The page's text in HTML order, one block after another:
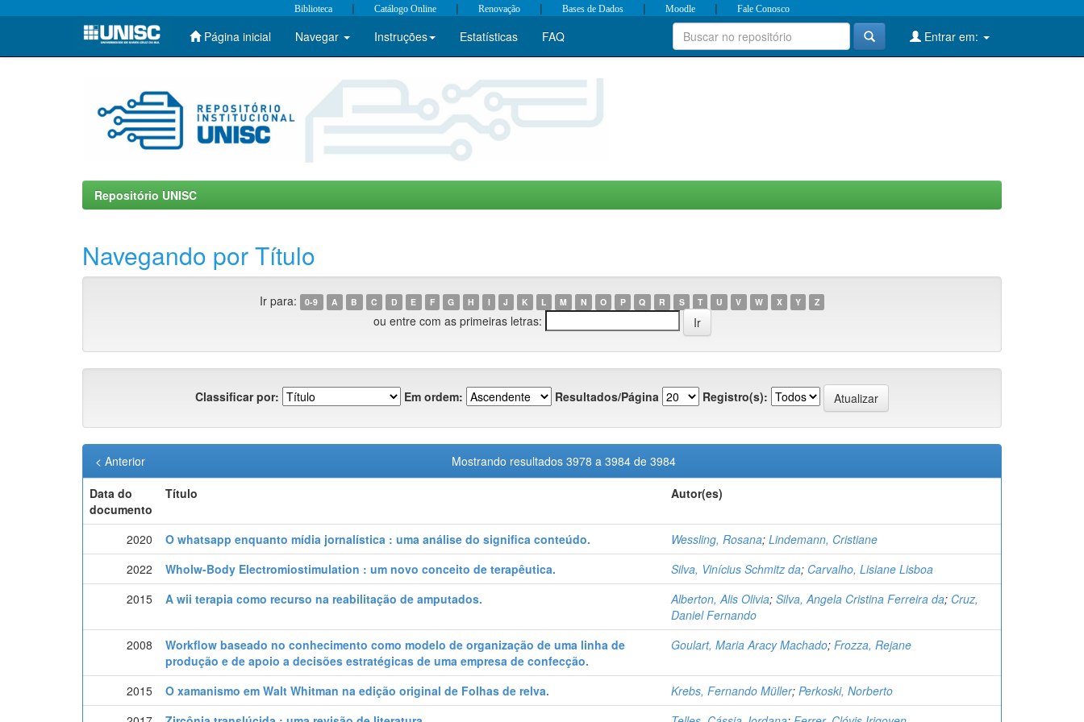
Skip
Biblioteca | Catálogo Online | Renovação | Bases de Dados | Moodle | Fale Conosco
Página inicial Navegar Instruções Estatísticas FAQ Entrar em:
Repositório UNISC
Navegando por Título
Ir para: 0-9 A B C D E F G H I J K L M N O P Q R S T U V W X Y Z
ou entre com as primeiras letras:
Classificar por: Em ordem: Resultados/Página Registro(s):
Mostrando resultados 3978 a 3984 de 3984
< Anterior
Data do
documento
Título Autor(es)
2020 O whatsapp enquanto mídia jornalística : uma análise do significa conteúdo. Wessling, Rosana; Lindemann, Cristiane
2022
Wholw-Body Electromiostimulation : um novo conceito de terapêutica. Silva, Vinícius Schmitz da; Carvalho, Lisiane Lisboa
2015
A wii terapia como recurso na reabilitação de amputados. Alberton, Alis Olivia; Silva, Angela Cristina Ferreira da; Cruz,
Daniel Fernando
2008
Workflow baseado no conhecimento como modelo de organização de uma linha de
produção e de apoio a decisões estratégicas de uma empresa de confecção.
Goulart, Maria Aracy Machado; Frozza, Rejane
2015 O xamanismo em Walt Whitman na edição original de Folhas de relva. Krebs, Fernando Müller; Perkoski, Norberto